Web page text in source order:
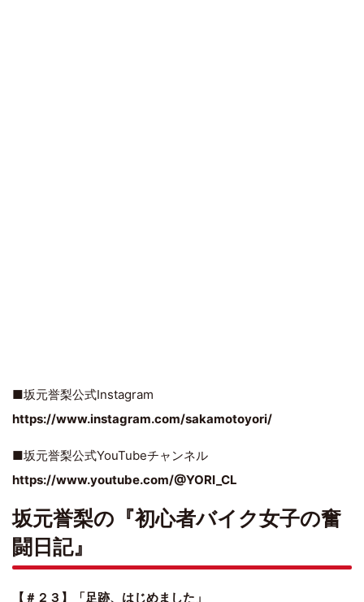
■坂元誉梨公式Instagram
https://www.instagram.com/sakamotoyori/
■坂元誉梨公式YouTubeチャンネル
https://www.youtube.com/@YORI_CL
坂元誉梨の『初心者バイク女子の奮
闘日記』
【＃２３】「足跡、はじめました」